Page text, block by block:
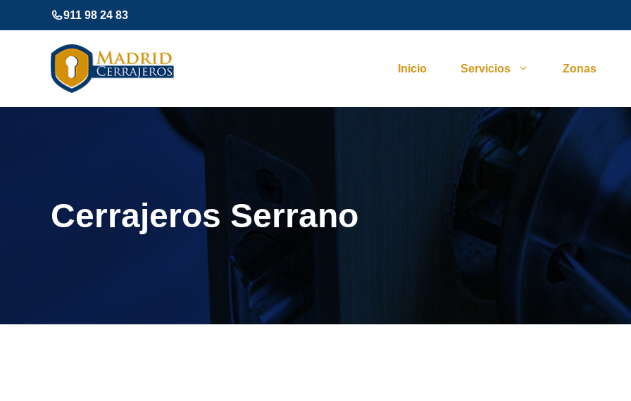
al
911 98 24 83
Inicio Servicios Zonas
Cerrajeros Serrano